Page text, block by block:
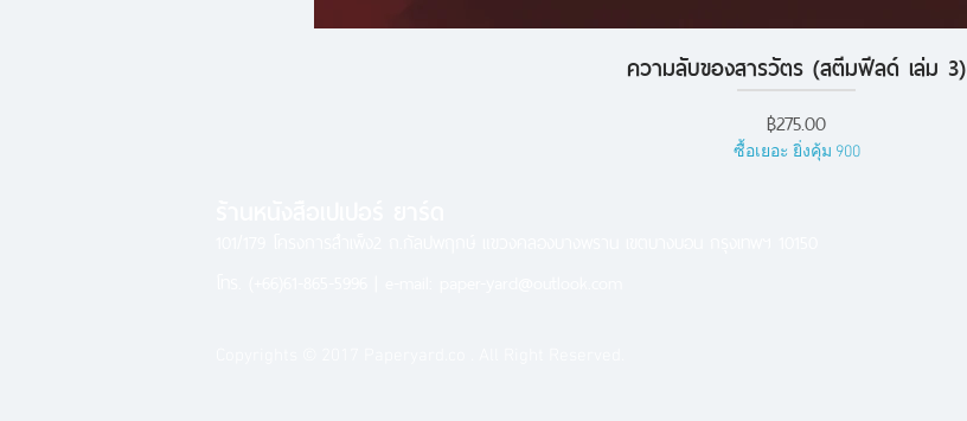
ดูข้อมูลด่วน
ความลับของสารวัตร (สตีมฟีลด์ เล่ม 3)
ราคา
฿275.00
ซื้อเยอะ ยิ่งคุ้ม 900